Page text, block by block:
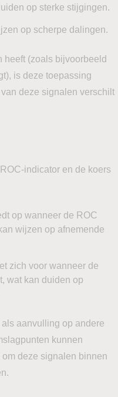
op sterke stijgingen.
op scherpe dalingen.
heeft (zoals bijvoorbeeld
is deze toepassing
deze signalen verschilt
indicator en de koers
op wanneer de ROC
wijzen op afnemende
zich voor wanneer de
wat kan duiden op
aanvulling op andere
kunnen
deze signalen binnen